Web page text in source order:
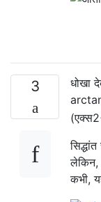
3 धोखा
(एक्स2
लेकिन,
कभी,